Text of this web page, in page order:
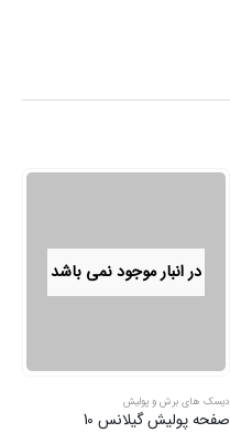
در انبار موجود نمی باشد
دیسک های برش و پولیش
صفحه پولیش گیلانس 10